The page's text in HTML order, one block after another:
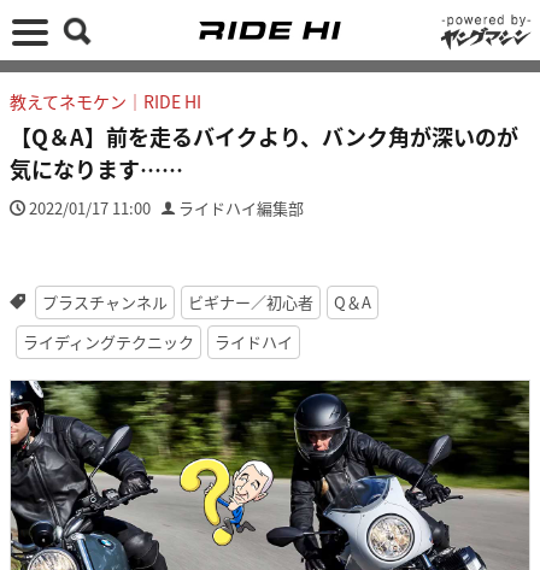
教えてネモケン｜RIDE HI
【Q＆A】前を走るバイクより、バンク角が深いのが
気になります……
2022/01/17 11:00 ライドハイ編集部
プラスチャンネル ビギナー／初心者
Q＆A
ライディングテクニック
ライドハイ